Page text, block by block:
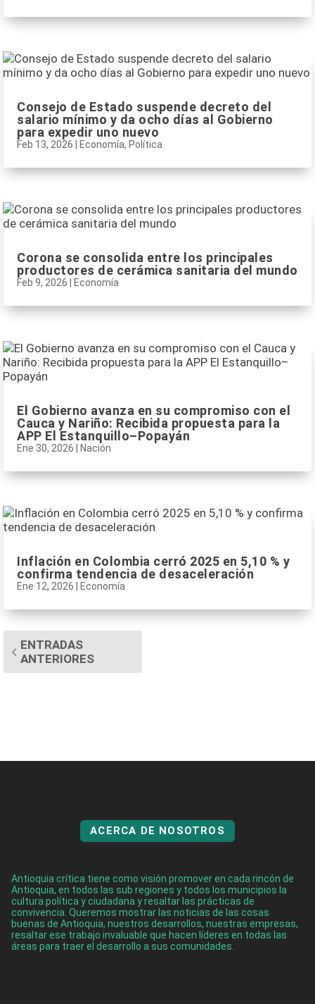
Consejo de Estado suspende decreto del
salario mínimo y da ocho días al Gobierno
para expedir uno nuevo
Feb 13, 2026 Economía, Política
Corona se consolida entre los principales
productores de cerámica sanitaria del mundo
Feb 9, 2026 Economía
El Gobierno avanza en su compromiso con el
Cauca y Nariño: Recibida propuesta para la
APP El Estanquillo–Popayán
Ene 30, 2026 Nación
Inflación en Colombia cerró 2025 en 5,10 % y
confirma tendencia de desaceleración
Ene 12, 2026 Economía
ENTRADAS
ANTERIORES
ACERCA DE NOSOTROS
Antioquia crítica tiene como visión promover en cada rincón de
Antioquia, en todos las sub regiones y todos los municipios la
cultura política y ciudadana y resaltar las prácticas de
convivencia. Queremos mostrar las noticias de las cosas
buenas de Antioquia, nuestros desarrollos, nuestras empresas,
resaltar ese trabajo invaluable que hacen líderes en todas las
áreas para traer el desarrollo a sus comunidades.